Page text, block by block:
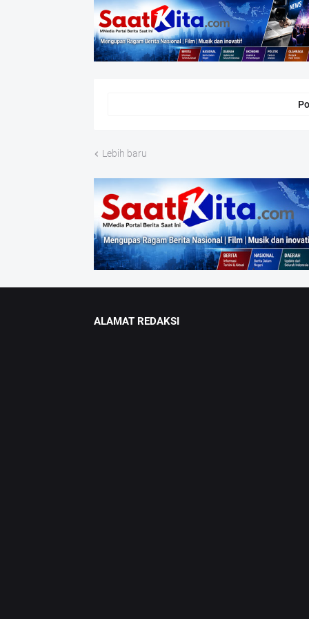
Lebih baru
ALAMAT REDAKSI